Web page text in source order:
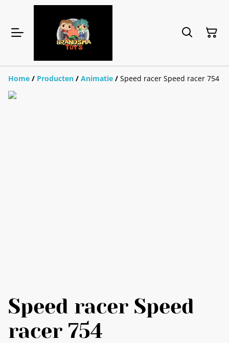
Home / Producten / Animatie / Speed racer Speed racer 754
Speed racer Speed
racer 754